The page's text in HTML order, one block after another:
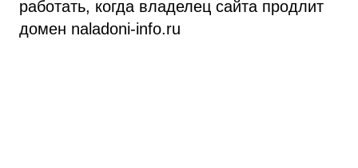
работать, когда владелец сайта продлит
домен naladoni-info.ru